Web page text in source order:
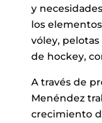
y
los
vóley,
de hockey,
A través de
Menéndez
crecimiento